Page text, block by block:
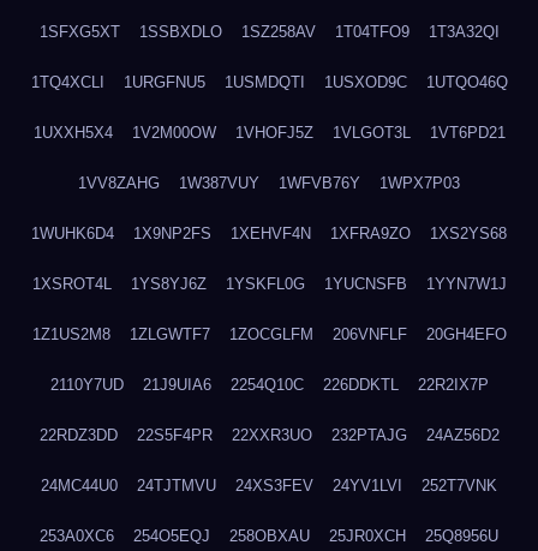
1SFXG5XT 1SSBXDLO 1SZ258AV 1T04TFO9 1T3A32QI
1TQ4XCLI 1URGFNU5 1USMDQTI 1USXOD9C 1UTQO46Q
1UXXH5X4 1V2M00OW 1VHOFJ5Z 1VLGOT3L 1VT6PD21
1VV8ZAHG 1W387VUY 1WFVB76Y 1WPX7P03
1WUHK6D4 1X9NP2FS 1XEHVF4N 1XFRA9ZO 1XS2YS68
1XSROT4L 1YS8YJ6Z 1YSKFL0G 1YUCNSFB 1YYN7W1J
1Z1US2M8 1ZLGWTF7 1ZOCGLFM 206VNFLF 20GH4EFO
2110Y7UD 21J9UIA6 2254Q10C 226DDKTL 22R2IX7P
22RDZ3DD 22S5F4PR 22XXR3UO 232PTAJG 24AZ56D2
24MC44U0 24TJTMVU 24XS3FEV 24YV1LVI 252T7VNK
253A0XC6 254O5EQJ 258OBXAU 25JR0XCH 25Q8956U